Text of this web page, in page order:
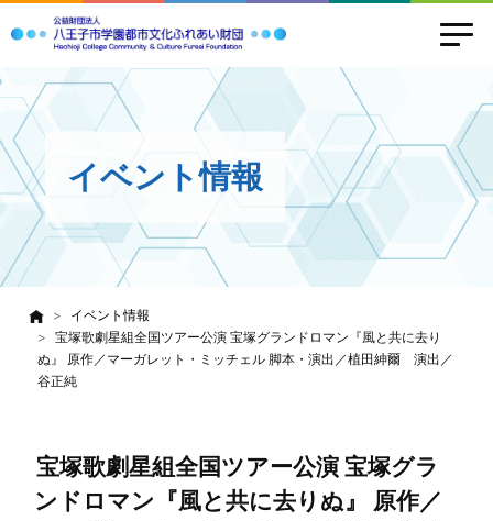
イベント情報
イベント情報
宝塚歌劇星組全国ツアー公演 宝塚グランドロマン『風と共に去り
ぬ』 原作／マーガレット・ミッチェル 脚本・演出／植田紳爾 演出／
谷正純
宝塚歌劇星組全国ツアー公演 宝塚グラ
ンドロマン『風と共に去りぬ』 原作／